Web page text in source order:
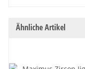
Ähnliche Artikel